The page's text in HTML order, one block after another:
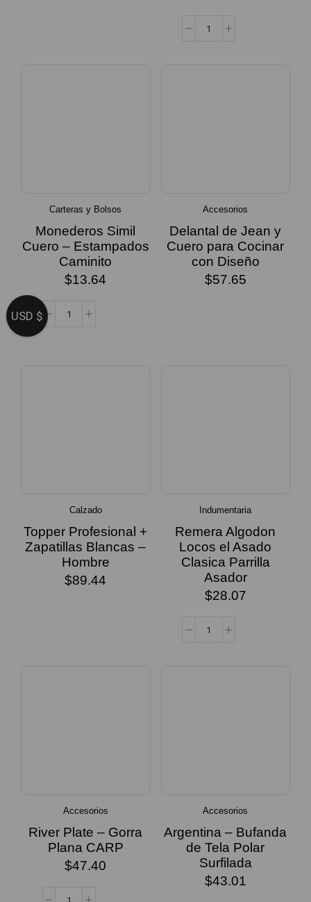
Carteras y Bolsos
Monederos Simil
Cuero – Estampados
Caminito
$13.64
Accesorios
Delantal de Jean y
Cuero para Cocinar
con Diseño
$57.65
Calzado
Topper Profesional +
Zapatillas Blancas –
Hombre
$89.44
Indumentaria
Remera Algodon
Locos el Asado
Clasica Parrilla
Asador
$28.07
Accesorios
River Plate – Gorra
Plana CARP
$47.40
Accesorios
Argentina – Bufanda
de Tela Polar
Surfilada
$43.01
USD $